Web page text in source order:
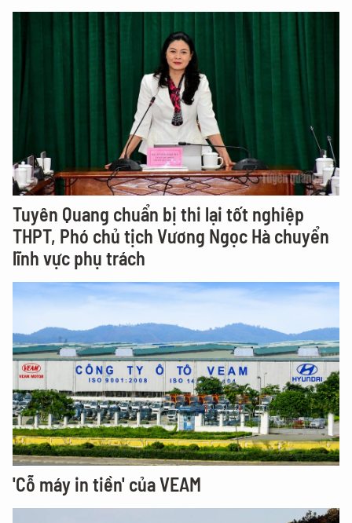
Tuyên Quang chuẩn bị thi lại tốt nghiệp
THPT, Phó chủ tịch Vương Ngọc Hà chuyển
lĩnh vực phụ trách
'Cỗ máy in tiền' của VEAM